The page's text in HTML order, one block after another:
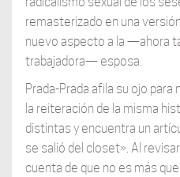
remasterizado en una
nuevo aspecto a la —ahora
trabajadora— esposa.
Prada-Prada afila su ojo
la reiteración de la misma
distintas y encuentra un
se salió del closet». Al
cuenta de que no es más